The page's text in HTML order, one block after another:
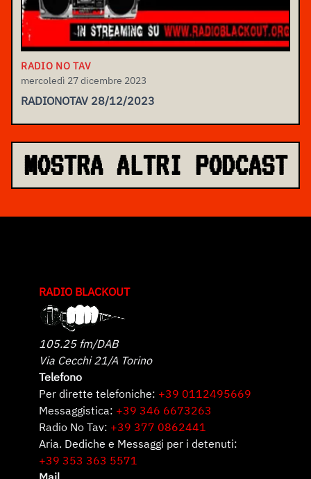
RADIO NO TAV
mercoledì 27 dicembre 2023
RADIONOTAV 28/12/2023
MOSTRA ALTRI PODCAST
RADIO BLACKOUT
105.25 fm/DAB
Via Cecchi 21/A Torino
Telefono
Per dirette telefoniche: +39 0112495669
Messaggistica: +39 346 6673263
Radio No Tav: +39 377 0862441
Aria. Dediche e Messaggi per i detenuti:
+39 353 363 5571